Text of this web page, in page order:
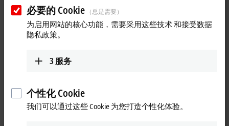
can an XTS mover replace a robot? We give you the answer in this
video.
必要的 Cookie （总是需要）
为启用网站的核心功能，需要采用这些技术 和接受数据
隐私政策。
3 服务
个性化 Cookie
我们可以通过这些 Cookie 为您打造个性化体验。